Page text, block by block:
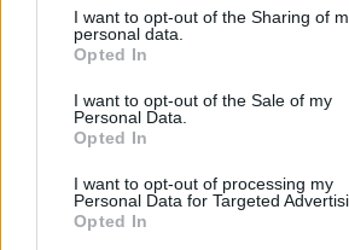
not limited to your visit or usage
grant or deny consent to Google and its
use your data for below specified
consent section.
I want to opt-out of the Sharing of
personal data.
Opted In
I want to opt-out of the Sale of my
Personal Data.
Opted In
I want to opt-out of processing my
Personal Data for Targeted
Opted In
Címkék:Michael Chabon